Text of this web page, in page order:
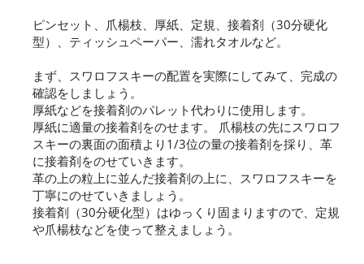
ピンセット、爪楊枝、厚紙、定規、接着剤（30分硬化
型）、ティッシュペーパー、濡れタオルなど。
まず、スワロフスキーの配置を実際にしてみて、完成の
確認をしましょう。
厚紙などを接着剤のパレット代わりに使用します。
厚紙に適量の接着剤をのせます。 爪楊枝の先にスワロフ
スキーの裏面の面積より1/3位の量の接着剤を採り、革
に接着剤をのせていきます。
革の上の粒上に並んだ接着剤の上に、スワロフスキーを
丁寧にのせていきましょう。
接着剤（30分硬化型）はゆっくり固まりますので、定規
や爪楊枝などを使って整えましょう。